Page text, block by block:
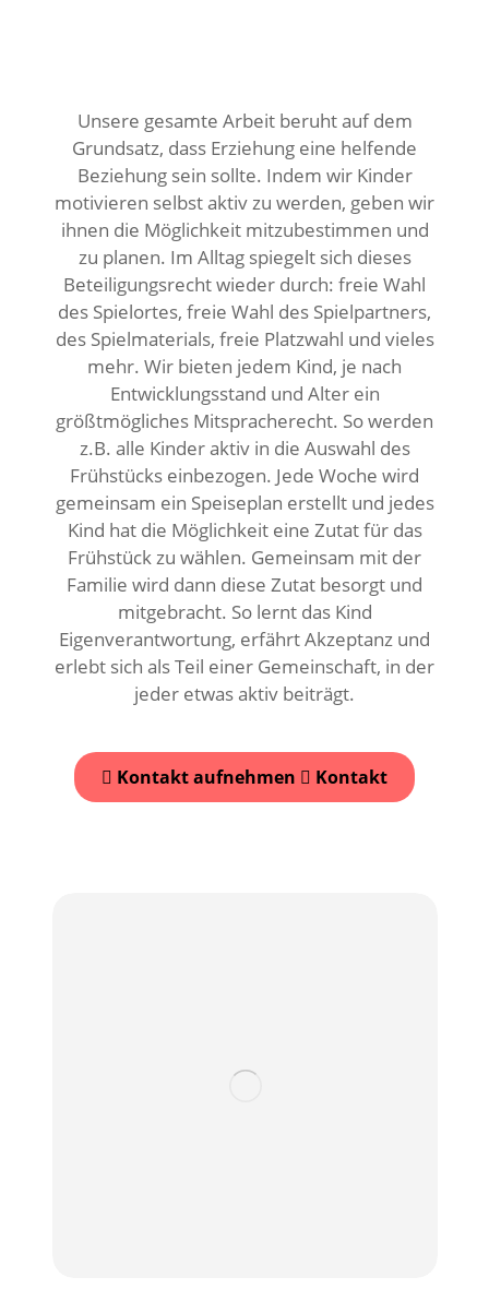
Unsere gesamte Arbeit beruht auf dem
Grundsatz, dass Erziehung eine helfende
Beziehung sein sollte. Indem wir Kinder
motivieren selbst aktiv zu werden, geben wir
ihnen die Möglichkeit mitzubestimmen und
zu planen. Im Alltag spiegelt sich dieses
Beteiligungsrecht wieder durch: freie Wahl
des Spielortes, freie Wahl des Spielpartners,
des Spielmaterials, freie Platzwahl und vieles
mehr. Wir bieten jedem Kind, je nach
Entwicklungsstand und Alter ein
größtmögliches Mitspracherecht. So werden
z.B. alle Kinder aktiv in die Auswahl des
Frühstücks einbezogen. Jede Woche wird
gemeinsam ein Speiseplan erstellt und jedes
Kind hat die Möglichkeit eine Zutat für das
Frühstück zu wählen. Gemeinsam mit der
Familie wird dann diese Zutat besorgt und
mitgebracht. So lernt das Kind
Eigenverantwortung, erfährt Akzeptanz und
erlebt sich als Teil einer Gemeinschaft, in der
jeder etwas aktiv beiträgt.
Kontakt aufnehmen Kontakt